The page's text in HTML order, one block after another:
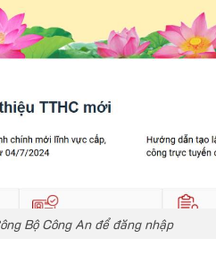
Bộ Công An để đăng nhập